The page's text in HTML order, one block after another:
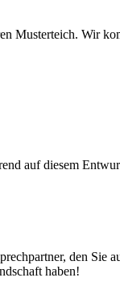
Musterteich. Wir
auf diesem
den Sie
haben!